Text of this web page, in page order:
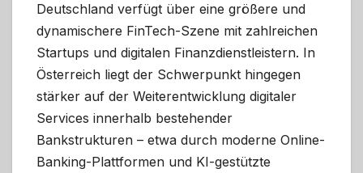
Deutschland verfügt über eine größere und
dynamischere FinTech-Szene mit zahlreichen
Startups und digitalen Finanzdienstleistern. In
Österreich liegt der Schwerpunkt hingegen
stärker auf der Weiterentwicklung digitaler
Services innerhalb bestehender
Bankstrukturen – etwa durch moderne Online-
Banking-Plattformen und KI-gestützte